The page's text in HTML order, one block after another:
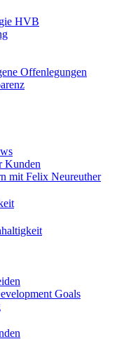
HVB
Offenlegungen
Kunden
mit Felix Neureuther
Goals